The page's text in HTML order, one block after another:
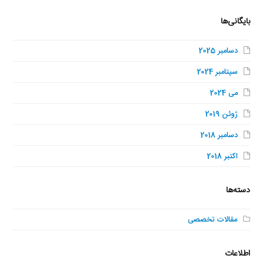
بایگانی‌ها
دسامبر 2025
سپتامبر 2024
می 2024
ژوئن 2019
دسامبر 2018
اکتبر 2018
دسته‌ها
مقالات تخصصی
اطلاعات